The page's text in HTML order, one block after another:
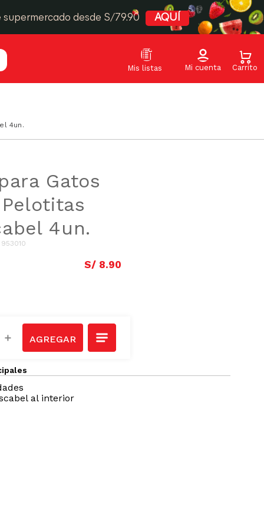
desde S/79.90 AQUÍ
4un.
Gatos
4un.
953010
S/ 8.90
＋
al interior